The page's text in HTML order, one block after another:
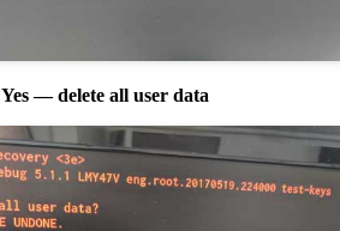
Yes — delete all user data